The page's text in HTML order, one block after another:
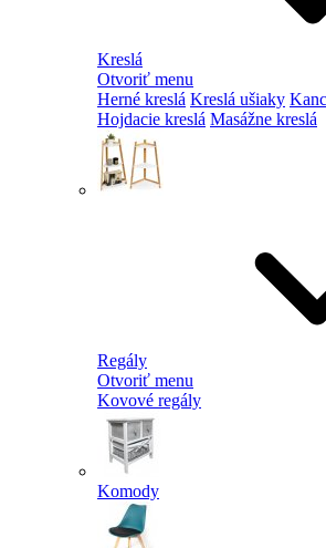
Kreslá
Otvoriť menu
Herné kreslá Kreslá ušiaky
Hojdacie kreslá Masážne kreslá
Regály
Otvoriť menu
Kovové regály
Komody